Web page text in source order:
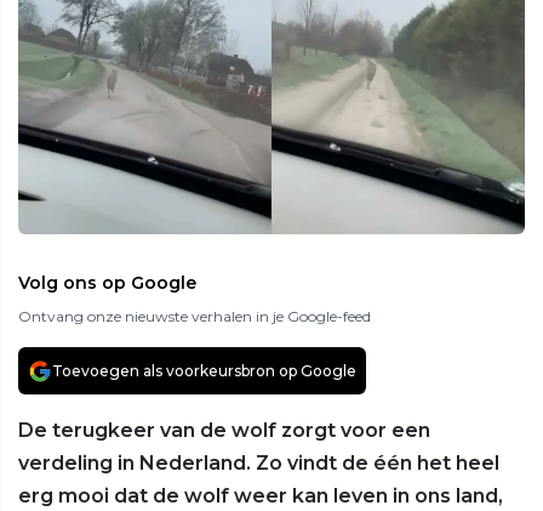
Volg ons op Google
Ontvang onze nieuwste verhalen in je Google-feed
Toevoegen als voorkeursbron op Google
De terugkeer van de wolf zorgt voor een
verdeling in Nederland. Zo vindt de één het heel
erg mooi dat de wolf weer kan leven in ons land,